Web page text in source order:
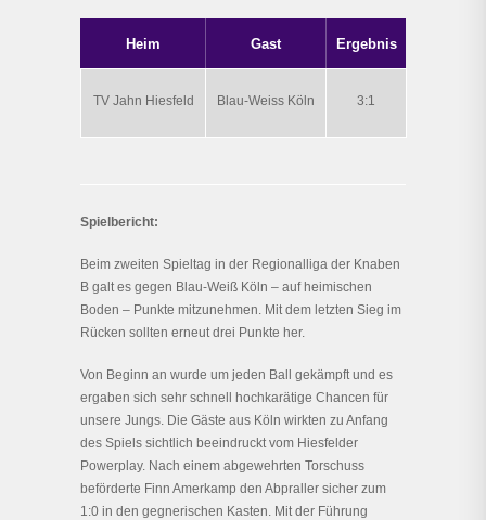
Heim Gast Ergebnis
TV Jahn Hiesfeld Blau-Weiss Köln 3:1
Spielbericht:
Beim zweiten Spieltag in der Regionalliga der Knaben
B galt es gegen Blau-Weiß Köln – auf heimischen
Boden – Punkte mitzunehmen. Mit dem letzten Sieg im
Rücken sollten erneut drei Punkte her.
Von Beginn an wurde um jeden Ball gekämpft und es
ergaben sich sehr schnell hochkarätige Chancen für
unsere Jungs. Die Gäste aus Köln wirkten zu Anfang
des Spiels sichtlich beeindruckt vom Hiesfelder
Powerplay. Nach einem abgewehrten Torschuss
beförderte Finn Amerkamp den Abpraller sicher zum
1:0 in den gegnerischen Kasten. Mit der Führung